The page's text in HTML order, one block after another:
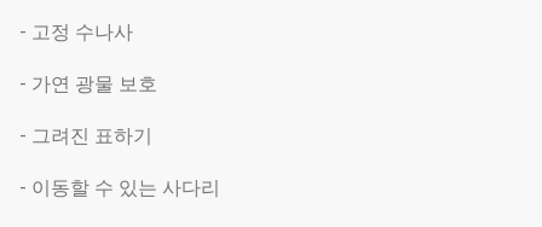
- 고정 수나사
- 가연 광물 보호
- 그려진 표하기
- 이동할 수 있는 사다리